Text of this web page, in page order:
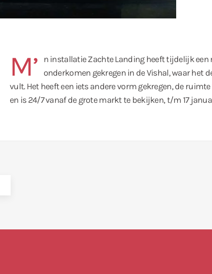
M’ n installatie Zachte Landing heeft tijdelijk een
onderkomen gekregen in de Vishal, waar het
vult. Het heeft een iets andere vorm gekregen, de
en is 24/7 vanaf de grote markt te bekijken, t/m 17